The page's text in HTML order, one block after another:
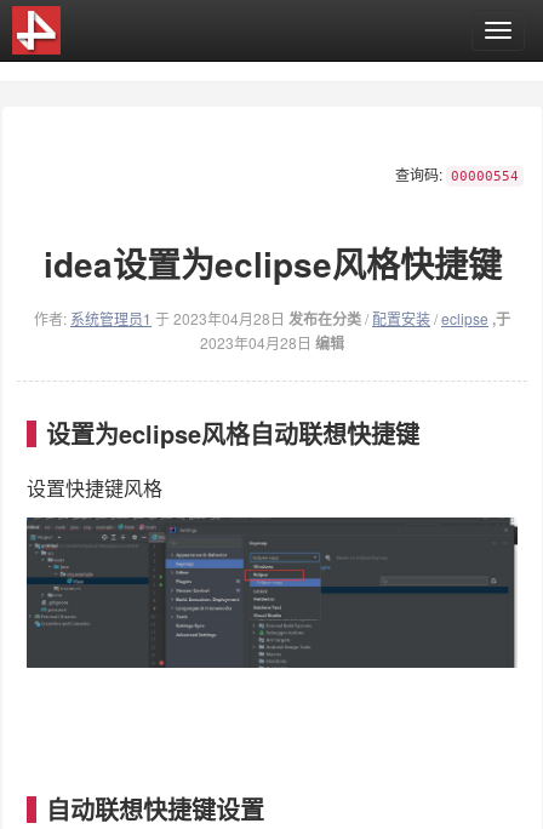
T
o
n
i
g
t
查询码: 00000554
idea设置为eclipse风格快捷键
作者: 系统管理员1 于 2023年04月28日 发布在分类/配置安装/eclipse ,于
2023年04月28日 编辑
设置为eclipse风格自动联想快捷键
设置快捷键风格
自动联想快捷键设置